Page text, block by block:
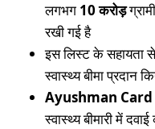
लगभग 10करोड़
रखी गई है
इस लिस्ट के सहायता से
स्वास्थ्य बीमा प्रदान
Ayushman
स्वास्थ्य बीमारी में